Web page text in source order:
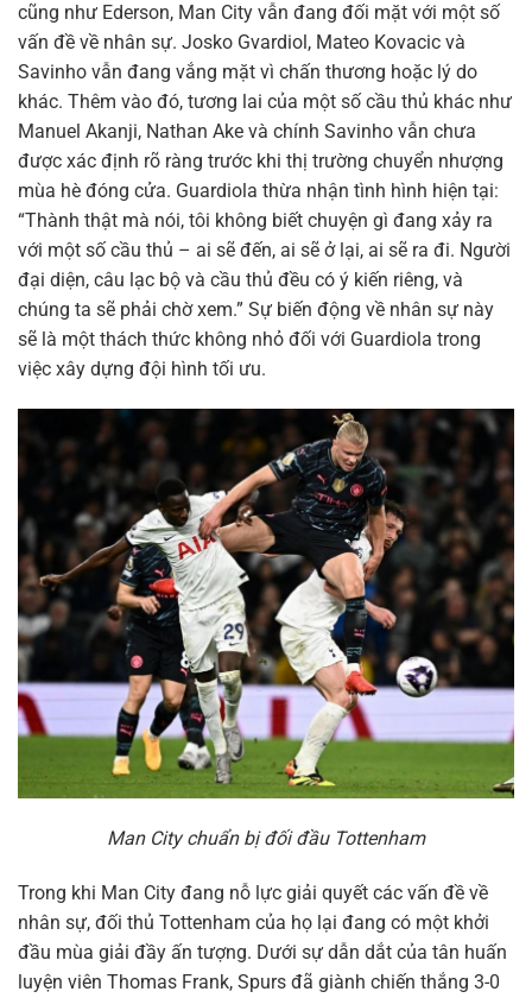
cũng như Ederson, Man City vẫn đang đối mặt với một số
vấn đề về nhân sự. Josko Gvardiol, Mateo Kovacic và
Savinho vẫn đang vắng mặt vì chấn thương hoặc lý do
khác. Thêm vào đó, tương lai của một số cầu thủ khác như
Manuel Akanji, Nathan Ake và chính Savinho vẫn chưa
được xác định rõ ràng trước khi thị trường chuyển nhượng
mùa hè đóng cửa. Guardiola thừa nhận tình hình hiện tại:
“Thành thật mà nói, tôi không biết chuyện gì đang xảy ra
với một số cầu thủ – ai sẽ đến, ai sẽ ở lại, ai sẽ ra đi. Người
đại diện, câu lạc bộ và cầu thủ đều có ý kiến riêng, và
chúng ta sẽ phải chờ xem.” Sự biến động về nhân sự này
sẽ là một thách thức không nhỏ đối với Guardiola trong
việc xây dựng đội hình tối ưu.
Man City chuẩn bị đối đầu Tottenham
Trong khi Man City đang nỗ lực giải quyết các vấn đề về
nhân sự, đối thủ Tottenham của họ lại đang có một khởi
đầu mùa giải đầy ấn tượng. Dưới sự dẫn dắt của tân huấn
luyện viên Thomas Frank, Spurs đã giành chiến thắng 3-0